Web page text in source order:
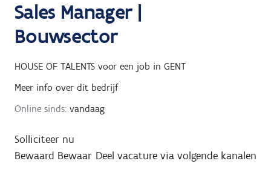
Sales Manager |
Bouwsector
HOUSE OF TALENTS voor een job in GENT
Meer info over dit bedrijf
Online sinds: vandaag
Solliciteer nu
Bewaard Bewaar Deel vacature via volgende kanalen